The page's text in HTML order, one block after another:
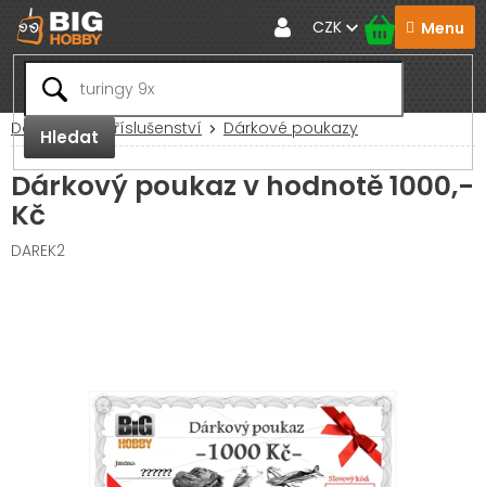
Přejít
na
obsah
Hledat
CZK
Domů RC Příslušenství Dárkové poukazy
Dárkový poukaz v hodnotě 1000,-
Kč
DAREK2